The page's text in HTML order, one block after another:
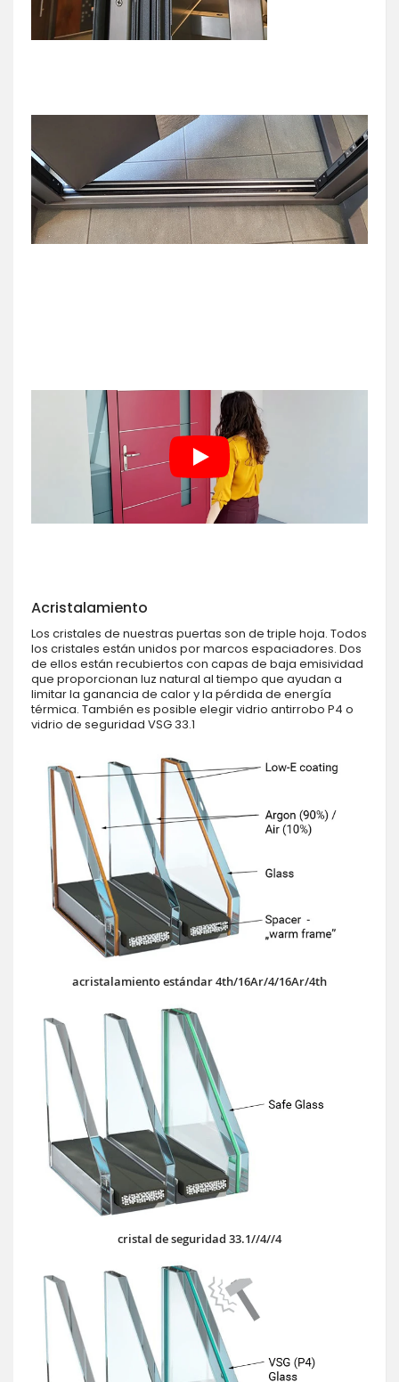
Acristalamiento
Los cristales de nuestras puertas son de triple hoja. Todos
los cristales están unidos por marcos espaciadores. Dos
de ellos están recubiertos con capas de baja emisividad
que proporcionan luz natural al tiempo que ayudan a
limitar la ganancia de calor y la pérdida de energía
térmica. También es posible elegir vidrio antirrobo P4 o
vidrio de seguridad VSG 33.1
acristalamiento estándar 4th/16Ar/4/16Ar/4th
cristal de seguridad 33.1//4//4